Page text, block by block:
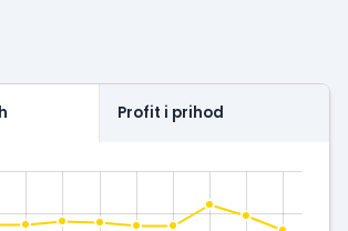
Profit i prihod